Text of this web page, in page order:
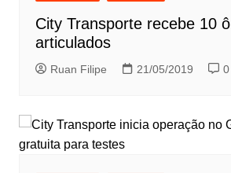
City Transporte recebe 10
articulados
Ruan Filipe 21/05/2019 0